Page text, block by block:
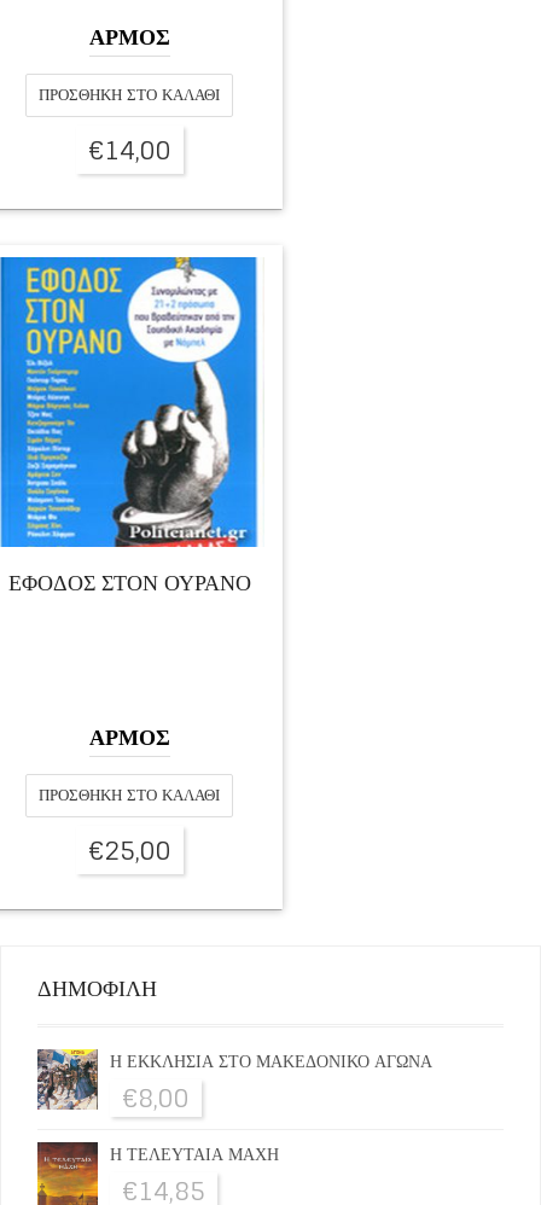
ΑΡΜΟΣ
ΠΡΟΣΘΉΚΗ ΣΤΟ ΚΑΛΆΘΙ
€14,00
ΕΦΟΔΟΣ ΣΤΟΝ ΟΥΡΑΝΟ
ΑΡΜΟΣ
ΠΡΟΣΘΉΚΗ ΣΤΟ ΚΑΛΆΘΙ
€25,00
ΔΗΜΟΦΙΛΗ
Η ΕΚΚΛΗΣΙΑ ΣΤΟ ΜΑΚΕΔΟΝΙΚΟ ΑΓΩΝΑ
€8,00
Η ΤΕΛΕΥΤΑΙΑ ΜΑΧΗ
€14,85